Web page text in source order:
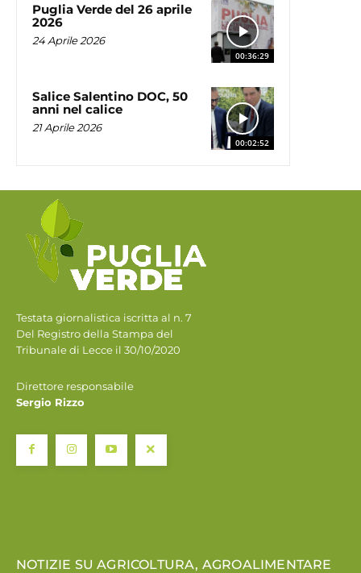
00:36:29
Puglia Verde del 26 aprile
2026
24 Aprile 2026
00:02:52
Salice Salentino DOC, 50
anni nel calice
21 Aprile 2026
Testata giornalistica iscritta al n. 7
Del Registro della Stampa del
Tribunale di Lecce il 30/10/2020
Direttore responsabile
Sergio Rizzo
NOTIZIE SU AGRICOLTURA, AGROALIMENTARE